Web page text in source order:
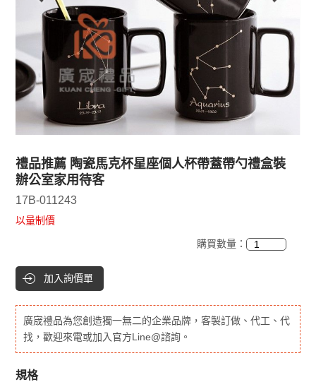
禮品推薦 陶瓷馬克杯星座個人杯帶蓋帶勺禮盒裝
辦公室家用待客
17B-011243
以量制價
購買數量：
加入詢價單
廣宬禮品為您創造獨一無二的企業品牌，客製訂做、代工、代
找，歡迎來電或加入官方Line@諮詢。
規格